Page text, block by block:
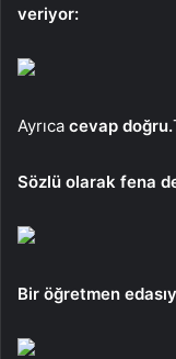
veriyor:
Ayrıca cevap doğru.
Sözlü olarak fena
Bir öğretmen